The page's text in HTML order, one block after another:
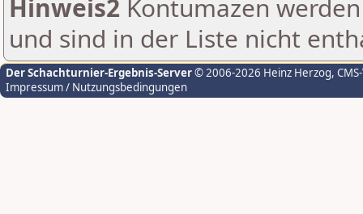
Hinweis2 Kontumazen
und sind in der Liste nicht
Der Schachturnier-Ergebnis-Server© 2006-2026 Heinz Herzog,
Impressum / Nutzungsbedingungen